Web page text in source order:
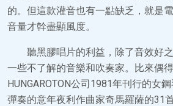
的。但這款灌音也有一點缺乏，就是
音量才幹盡顯風度。
聽黑膠唱片的利益，除了音效好
一些不了解的音樂和吹奏家。比來偶
HUNGAROTON公司1981年刊行的女
彈奏的意年夜利作曲家奇馬羅薩的31